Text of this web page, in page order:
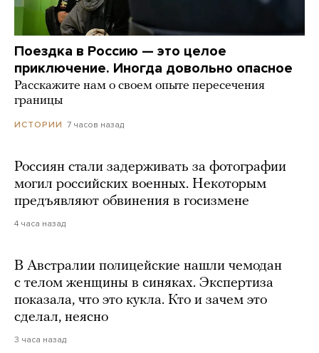
Поездка в Россию — это целое
приключение. Иногда довольно опасное
Расскажите нам о своем опыте пересечения
границы
ИСТОРИИ 7 часов назад
Россиян стали задерживать за фотографии
могил российских военных. Некоторым
предъявляют обвинения в госизмене
4 часа назад
В Австралии полицейские нашли чемодан
с телом женщины в синяках. Экспертиза
показала, что это кукла. Кто и зачем это
сделал, неясно
3 часа назад